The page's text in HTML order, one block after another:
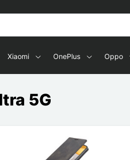
Tablets
Xiaomi OnePlus Oppo
5G